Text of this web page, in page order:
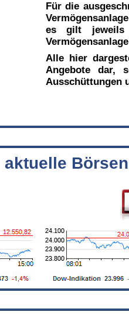
Für die
es gilt jeweils
Alle hier
Angebote dar,
Ausschüttungen
aktuelle